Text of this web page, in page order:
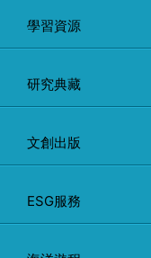
學習資源
研究典藏
文創出版
ESG服務